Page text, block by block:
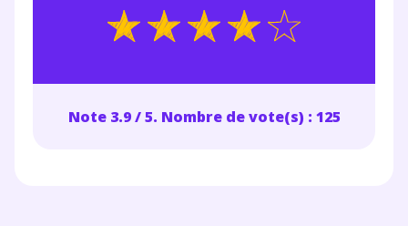
Note 3.9 / 5. Nombre de vote(s) : 125